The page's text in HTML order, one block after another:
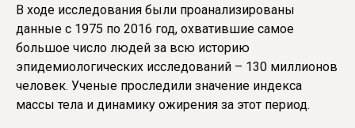
В ходе исследования были проанализированы
данные с 1975 по 2016 год, охватившие самое
большое число людей за всю историю
эпидемиологических исследований – 130 миллионов
человек. Ученые проследили значение индекса
массы тела и динамику ожирения за этот период.